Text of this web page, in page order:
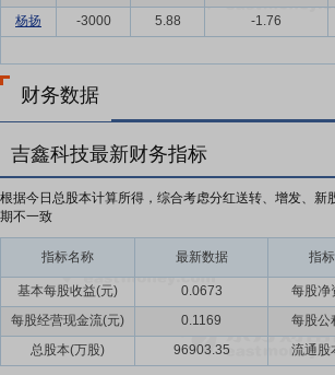
杨扬
-3000 5.88 -1.76
财务数据
吉鑫科技最新财务指标
根据今日总股本计算所得，综合考虑分红送转、增发、新
期不一致
指标名称 最新数据 指
基本每股收益(元) 0.0673 每股净
每股经营现金流(元)
0.1169 每股公
总股本(万股)
96903.35 流通股